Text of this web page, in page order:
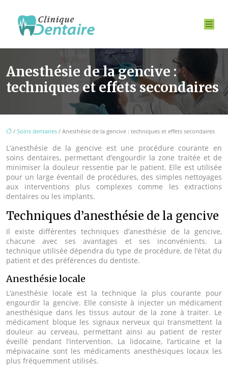
Anesthésie de la gencive :
techniques et effets secondaires
/ Soins dentaires / Anesthésie de la gencive : techniques et effets secondaires
L’anesthésie de la gencive est une procédure courante en
soins dentaires, permettant d’engourdir la zone traitée et de
minimiser la douleur ressentie par le patient. Elle est utilisée
pour un large éventail de procédures, des simples nettoyages
aux interventions plus complexes comme les extractions
dentaires ou les implants.
Techniques d’anesthésie de la gencive
Il existe différentes techniques d’anesthésie de la gencive,
chacune avec ses avantages et ses inconvénients. La
technique utilisée dépendra du type de procédure, de l’état du
patient et des préférences du dentiste.
Anesthésie locale
L’anesthésie locale est la technique la plus courante pour
engourdir la gencive. Elle consiste à injecter un médicament
anesthésique dans les tissus autour de la zone à traiter. Le
médicament bloque les signaux nerveux qui transmettent la
douleur au cerveau, permettant ainsi au patient de rester
éveillé pendant l’intervention. La lidocaïne, l’articaïne et la
mépivacaïne sont les médicaments anesthésiques locaux les
plus fréquemment utilisés.